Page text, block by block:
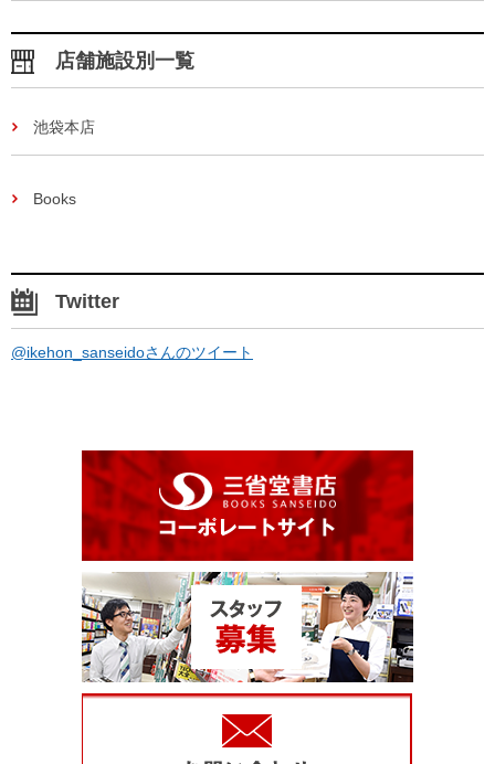
店舗施設別一覧
池袋本店
Books
Twitter
@ikehon_sanseidoさんのツイート